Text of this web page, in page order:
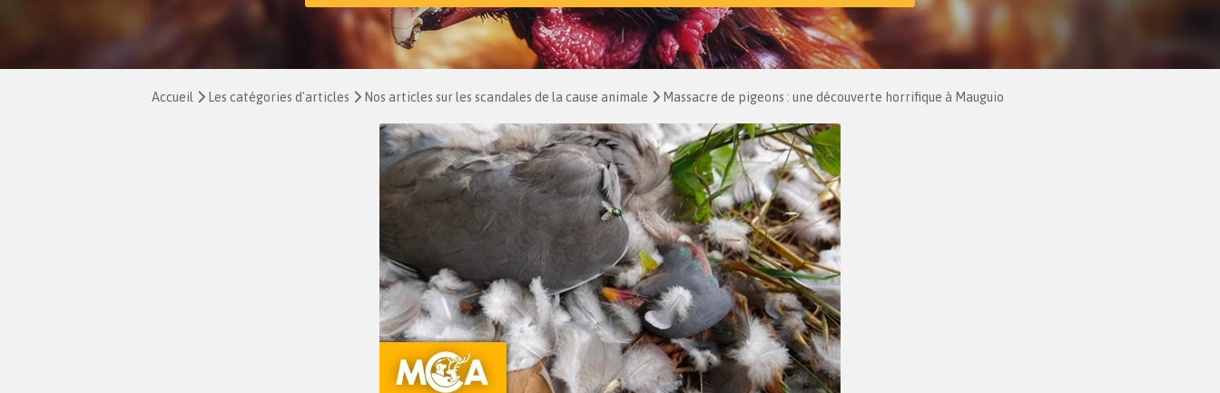
Accueil Les catégories d'articles Nos articles sur les scandales de la cause animale Massacre de pigeons : une découverte horrifique à Mauguio